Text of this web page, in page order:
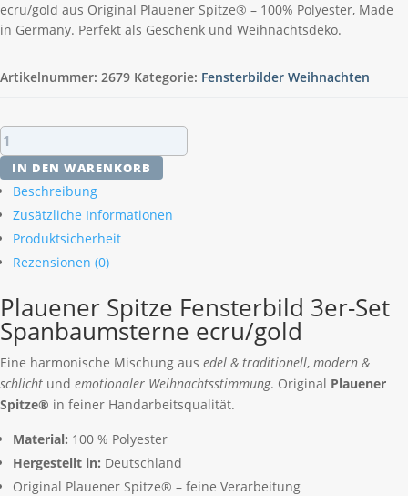
ecru/gold aus Original Plauener Spitze® – 100% Polyester, Made
in Germany. Perfekt als Geschenk und Weihnachtsdeko.
Artikelnummer: 2679 Kategorie: Fensterbilder Weihnachten
Plauener
Spitze
Fensterbild
3er-
Set
Spanbaumsterne
ecru/gold
IN DEN WARENKORB
Beschreibung
Zusätzliche Informationen
Produktsicherheit
Rezensionen (0)
Plauener Spitze Fensterbild 3er-Set
Spanbaumsterne ecru/gold
Eine harmonische Mischung aus edel & traditionell, modern &
schlicht und emotionaler Weihnachtsstimmung. Original Plauener
Spitze® in feiner Handarbeitsqualität.
Material: 100 % Polyester
Hergestellt in: Deutschland
Original Plauener Spitze® – feine Verarbeitung